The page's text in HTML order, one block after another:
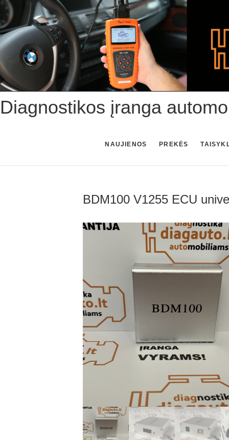
Skip
to
content
Diagnostikos įranga
NAUJIENOS PREKĖS
BDM100 V1255 ECU